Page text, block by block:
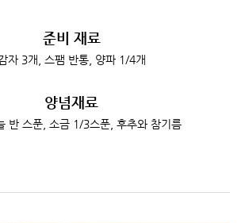
준비 재료
자 3개, 스팸 반통, 양파 1/4개
양념재료
반 스푼, 소금 1/3스푼, 후추와 참기름